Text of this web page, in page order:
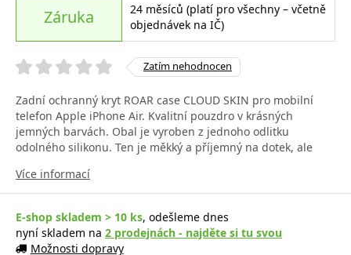
Záruka
24 měsíců (platí pro všechny – včetně
objednávek na IČ)
Zatím nehodnocen
Zadní ochranný kryt ROAR case CLOUD SKIN pro mobilní
telefon Apple iPhone Air. Kvalitní pouzdro v krásných
jemných barvách. Obal je vyroben z jednoho odlitku
odolného silikonu. Ten je měkký a příjemný na dotek, ale
Více informací
E-shop skladem > 10 ks, odešleme dnes
nyní skladem na 2 prodejnách - najděte si tu svou
Možnosti dopravy